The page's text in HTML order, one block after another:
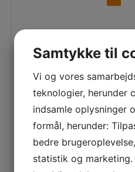
Samtykke til
Vi og vores
teknologier, herunder
indsamle oplysninger
formål, herunder:
bedre
statistik og